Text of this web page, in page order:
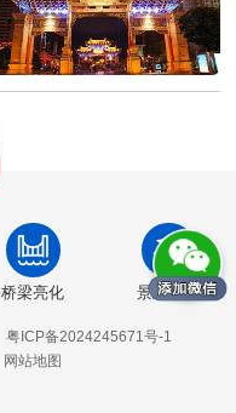
桥梁亮化 景观亮化
粤ICP备2024245671号-1
网站地图